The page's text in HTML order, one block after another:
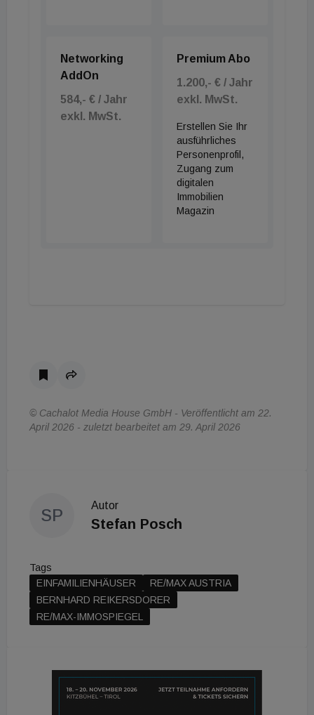
Kitzbühel mit 1,57 Mio. Euro. Andere Bezirke wie
Salzburg-Stadt oder Innsbruck-Stadt sind 2025
aus dem Club der Millionen-Durchschnittspreise
Networking
AddOn
584,- € / Jahr
exkl. MwSt.
Premium Abo
1.200,- € / Jahr
exkl. MwSt.
Erstellen Sie Ihr
ausführliches
Personenprofil,
Zugang zum
digitalen
Immobilien
Magazin
© Cachalot Media House GmbH - Veröffentlicht am 22.
April 2026 - zuletzt bearbeitet am 29. April 2026
SP
Autor
Stefan Posch
Tags
EINFAMILIENHÄUSER
RE/MAX AUSTRIA
BERNHARD REIKERSDORER
RE/MAX-IMMOSPIEGEL